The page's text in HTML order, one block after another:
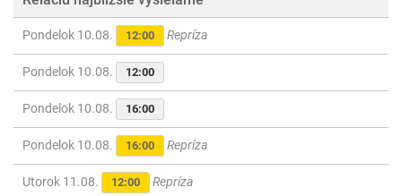
Pondelok 10.08. 12:00 Repríza
Pondelok 10.08. 12:00
Pondelok 10.08. 16:00
Pondelok 10.08. 16:00 Repríza
Utorok 11.08. 12:00 Repríza